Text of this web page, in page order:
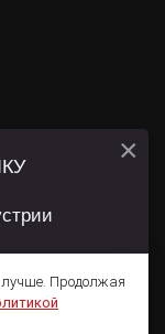
на
и
лучше. Продолжая
×